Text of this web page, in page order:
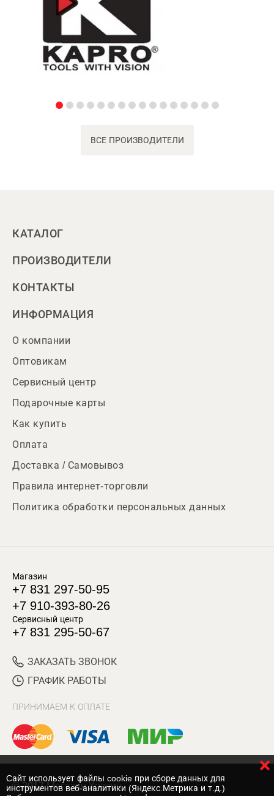
ВСЕ ПРОИЗВОДИТЕЛИ
КАТАЛОГ
ПРОИЗВОДИТЕЛИ
КОНТАКТЫ
ИНФОРМАЦИЯ
О компании
Оптовикам
Сервисный центр
Подарочные карты
Как купить
Оплата
Доставка / Самовывоз
Правила интернет-торговли
Политика обработки персональных данных
Магазин
+7 831 297-50-95
+7 910-393-80-26
Сервисный центр
+7 831 295-50-67
ЗАКАЗАТЬ ЗВОНОК
ГРАФИК РАБОТЫ
ПРИНИМАЕМ К ОПЛАТЕ
© 2017 Магазин Хозяин
Cайт использует файлы cookie при сборе данных для
инструментов веб-аналитики (Яндекс.Метрика и т.д.)